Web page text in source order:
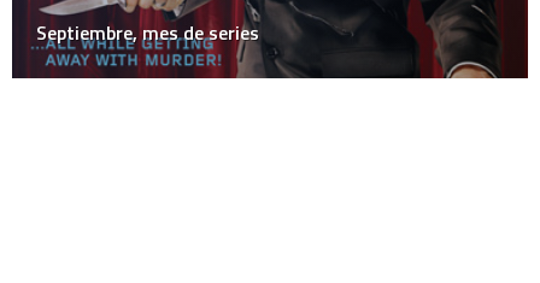
Septiembre, mes de series